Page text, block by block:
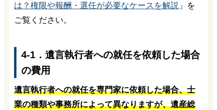
は？権限や報酬・選任が必要なケースを解説 」を
ご覧ください。
4-1．遺言執行者への就任を依頼した場合
の費用
遺言執行者への就任を専門家に依頼した場合、士
業の種類や事務所によって異なりますが、遺産総